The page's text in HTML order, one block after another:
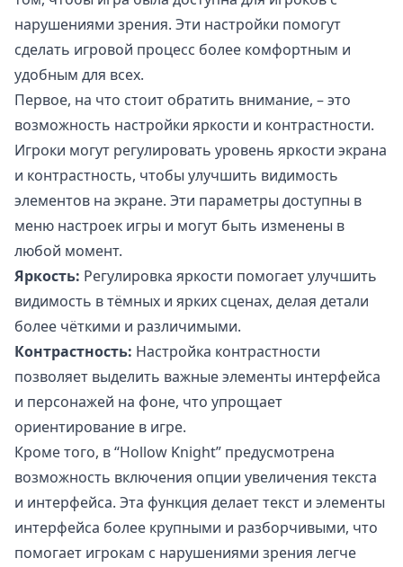
нарушениями зрения. Эти настройки помогут
сделать игровой процесс более комфортным и
удобным для всех.
Первое, на что стоит обратить внимание, – это
возможность настройки яркости и контрастности.
Игроки могут регулировать уровень яркости экрана
и контрастность, чтобы улучшить видимость
элементов на экране. Эти параметры доступны в
меню настроек игры и могут быть изменены в
любой момент.
Яркость: Регулировка яркости помогает улучшить
видимость в тёмных и ярких сценах, делая детали
более чёткими и различимыми.
Контрастность: Настройка контрастности
позволяет выделить важные элементы интерфейса
и персонажей на фоне, что упрощает
ориентирование в игре.
Кроме того, в “Hollow Knight” предусмотрена
возможность включения опции увеличения текста
и интерфейса. Эта функция делает текст и элементы
интерфейса более крупными и разборчивыми, что
помогает игрокам с нарушениями зрения легче